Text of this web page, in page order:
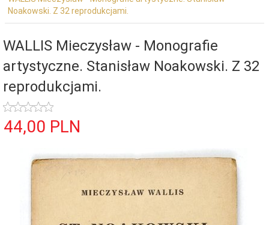
Noakowski. Z 32 reprodukcjami.
WALLIS Mieczysław - Monografie
artystyczne. Stanisław Noakowski. Z 32
reprodukcjami.
44,00 PLN